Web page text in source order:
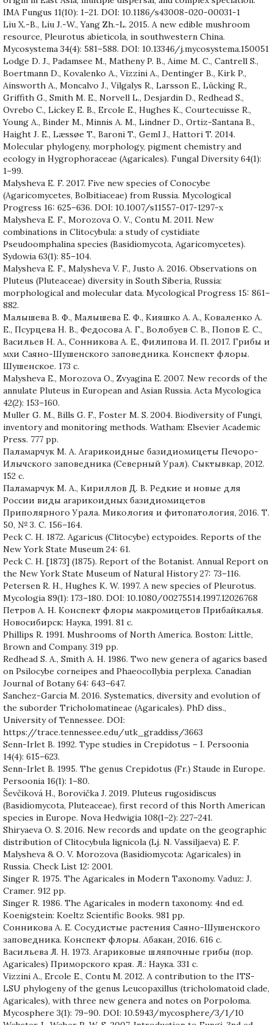
IMA Fungus 11(10): 1–21. DOI: 10.1186/s43008-020-00031-1
Liu X.-B., Liu J.-W., Yang Zh.-L. 2015. A new edible mushroom
resource, Pleurotus abieticola, in southwestern China.
Mycosystema 34(4): 581–588. DOI: 10.13346/j.mycosystema.150051
Lodge D. J., Padamsee M., Matheny P. B., Aime M. C., Cantrell S.,
Boertmann D., Kovalenko A., Vizzini A., Dentinger B., Kirk P.,
Ainsworth A., Moncalvo J., Vilgalys R., Larsson E., Lücking R.,
Griffith G., Smith M. E., Norvell L., Desjardin D., Redhead S.,
Ovrebo C., Lickey E. B., Ercole E., Hughes K., Courtecuisse R.,
Young A., Binder M., Minnis A. M., Lindner D., Ortiz-Santana B.,
Haight J. E., Læssøe T., Baroni T., Geml J., Hattori T. 2014.
Molecular phylogeny, morphology, pigment chemistry and
ecology in Hygrophoraceae (Agaricales). Fungal Diversity 64(1):
1–99.
Malysheva E. F. 2017. Five new species of Conocybe
(Agaricomycetes, Bolbitiaceae) from Russia. Mycological
Progress 16: 625–636. DOI: 10.1007/s11557-017-1297-x
Malysheva E. F., Morozova O. V., Contu M. 2011. New
combinations in Clitocybula: a study of cystidiate
Pseudoomphalina species (Basidiomycota, Agaricomycetes).
Sydowia 63(1): 85–104.
Malysheva E. F., Malysheva V. F., Justo A. 2016. Observations on
Pluteus (Pluteaceae) diversity in South Siberia, Russia:
morphological and molecular data. Mycological Progress 15: 861–
882.
Малышева В. Ф., Малышева Е. Ф., Кияшко А. А., Коваленко А.
Е., Псурцева Н. В., Федосова А. Г., Волобуев С. В., Попов Е. С.,
Васильев Н. А., Сонникова А. Е., Филипова И. П. 2017. Грибы и
мхи Саяно-Шушенского заповедника. Конспект флоры.
Шушенское. 173 с.
Malysheva E., Morozova O., Zvyagina E. 2007. New records of the
annulate Pluteus in European and Asian Russia. Acta Mycologica
42(2): 153–160.
Muller G. M., Bills G. F., Foster M. S. 2004. Biodiversity of Fungi,
inventory and monitoring methods. Watham: Elsevier Academic
Press. 777 pp.
Паламарчук М. А. Агарикоидные базидиомицеты Печоро-
Илычского заповедника (Северный Урал). Сыктывкар, 2012.
152 с.
Паламарчук М. А., Кириллов Д. В. Редкие и новые для
России виды агарикоидных базидиомицетов
Приполярного Урала. Микология и фитопатология, 2016. Т.
50, № 3. С. 156–164.
Peck C. H. 1872. Agaricus (Clitocybe) ectypoides. Reports of the
New York State Museum 24: 61.
Peck C. H. [1873] (1875). Report of the Botanist. Annual Report on
the New York State Museum of Natural History 27: 73–116.
Petersen R. H., Hughes K. W. 1997. A new species of Pleurotus.
Mycologia 89(1): 173–180. DOI: 10.1080/00275514.1997.12026768
Петров А. Н. Конспект флоры макромицетов Прибайкалья.
Новосибирск: Наука, 1991. 81 с.
Phillips R. 1991. Mushrooms of North America. Boston: Little,
Brown and Company. 319 pp.
Redhead S. A., Smith A. H. 1986. Two new genera of agarics based
on Psilocybe corneipes and Phaeocollybia perplexa. Canadian
Journal of Botany 64: 643–647.
Sanchez-Garcia M. 2016. Systematics, diversity and evolution of
the suborder Tricholomatineae (Agaricales). PhD diss.,
University of Tennessee. DOI:
https://trace.tennessee.edu/utk_graddiss/3663
Senn-Irlet B. 1992. Type studies in Crepidotus – I. Persoonia
14(4): 615–623.
Senn-Irlet B. 1995. The genus Crepidotus (Fr.) Staude in Europe.
Persoonia 16(1): 1–80.
Ševčíková H., Borovička J. 2019. Pluteus rugosidiscus
(Basidiomycota, Pluteaceae), first record of this North American
species in Europe. Nova Hedwigia 108(1–2): 227–241.
Shiryaeva O. S. 2016. New records and update on the geographic
distribution of Clitocybula lignicola (Lj. N. Vassiljaeva) E. F.
Malysheva & O. V. Morozova (Basidiomycota: Agaricales) in
Russia. Check List 12: 2001.
Singer R. 1975. The Agaricales in Modern Taxonomy. Vaduz: J.
Cramer. 912 pp.
Singer R. 1986. The Agaricales in modern taxonomy. 4nd ed.
Koenigstein: Koeltz Scientific Books. 981 pp.
Сонникова А. Е. Сосудистые растения Саяно-Шушенского
заповедника. Конспект флоры. Абакан, 2016. 616 с.
Васильева Л. Н. 1973. Агариковые шляпочные грибы (пор.
Agaricales) Приморского края. Л.: Наука. 331 с.
Vizzini A., Ercole E., Contu M. 2012. A contribution to the ITS-
LSU phylogeny of the genus Leucopaxillus (tricholomatoid clade,
Agaricales), with three new genera and notes on Porpoloma.
Mycosphere 3(1): 79–90. DOI: 10.5943/mycosphere/3/1/10